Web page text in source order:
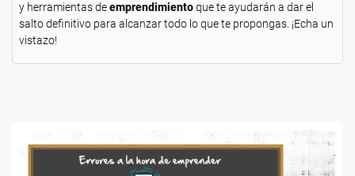
y herramientas deemprendimientoque te ayudarán a dar el
salto definitivo para alcanzar todo lo que te propongas. ¡Echa un
vistazo!